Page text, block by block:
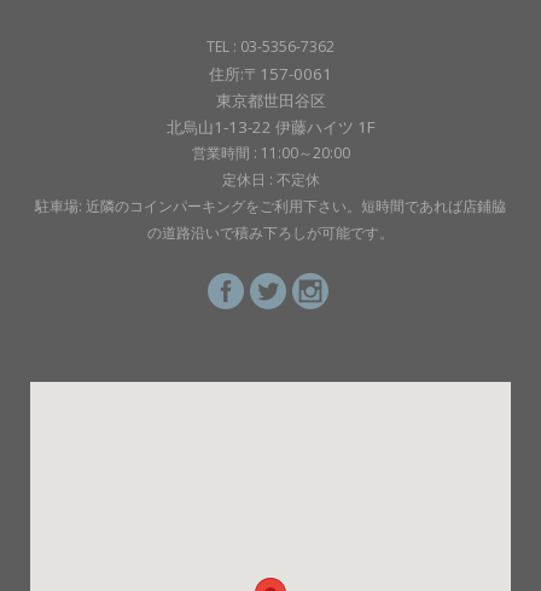
TEL : 03-5356-7362
住所:〒157-0061
東京都世田谷区
北烏山1-13-22 伊藤ハイツ 1F
営業時間 : 11:00～20:00
定休日 : 不定休
駐車場: 近隣のコインパーキングをご利用下さい。短時間であれば店鋪脇
の道路沿いで積み下ろしが可能です。